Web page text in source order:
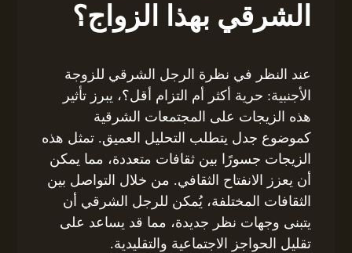
الشرقي بهذا الزواج؟
عند النظر في نظرة الرجل الشرقي للزوجة
الأجنبية: حرية أكثر أم التزام أقل؟، يبرز تأثير
هذه الزيجات على المجتمعات الشرقية
كموضوع جدل يتطلب التحليل العميق. تمثل هذه
الزيجات جسورًا بين ثقافات متعددة، مما يمكن
أن يعزز الانفتاح الثقافي. من خلال التواصل بين
الثقافات المختلفة، يُمكن للرجل الشرقي أن
يتبنى وجهات نظر جديدة، مما قد يساعد على
تقليل الحواجز الاجتماعية والتقليدية.